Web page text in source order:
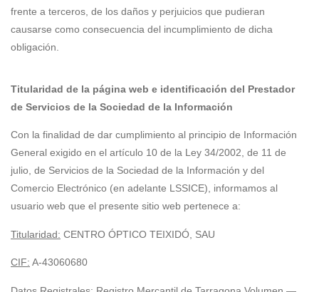
frente a terceros, de los daños y perjuicios que pudieran
causarse como consecuencia del incumplimiento de dicha
obligación.
Titularidad de la página web e identificación del Prestador
de Servicios de la Sociedad de la Información
Con la finalidad de dar cumplimiento al principio de Información
General exigido en el artículo 10 de la Ley 34/2002, de 11 de
julio, de Servicios de la Sociedad de la Información y del
Comercio Electrónico (en adelante LSSICE), informamos al
usuario web que el presente sitio web pertenece a:
Titularidad: CENTRO ÓPTICO TEIXIDÓ, SAU
CIF: A-43060680